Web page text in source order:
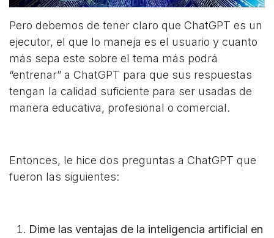
Pero debemos de tener claro que ChatGPT es un
ejecutor, el que lo maneja es el usuario y cuanto
más sepa este sobre el tema más podrá
“entrenar” a ChatGPT para que sus respuestas
tengan la calidad suficiente para ser usadas de
manera educativa, profesional o comercial.
Entonces, le hice dos preguntas a ChatGPT que
fueron las siguientes:
Dime las ventajas de la inteligencia artificial en